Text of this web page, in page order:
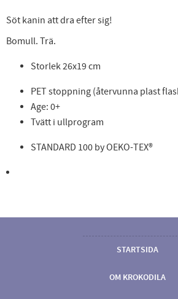
Söt kanin att dra efter sig!
Bomull. Trä.
Storlek 26x19 cm
PET stoppning (återvunna plast
Age: 0+
Tvätt i ullprogram
STANDARD 100 by OEKO-TEX®
STARTSIDA
OM KROKODILA